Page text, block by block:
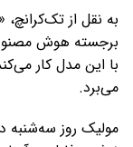
برجسته هوش
با این مدل کار
می‌برد.